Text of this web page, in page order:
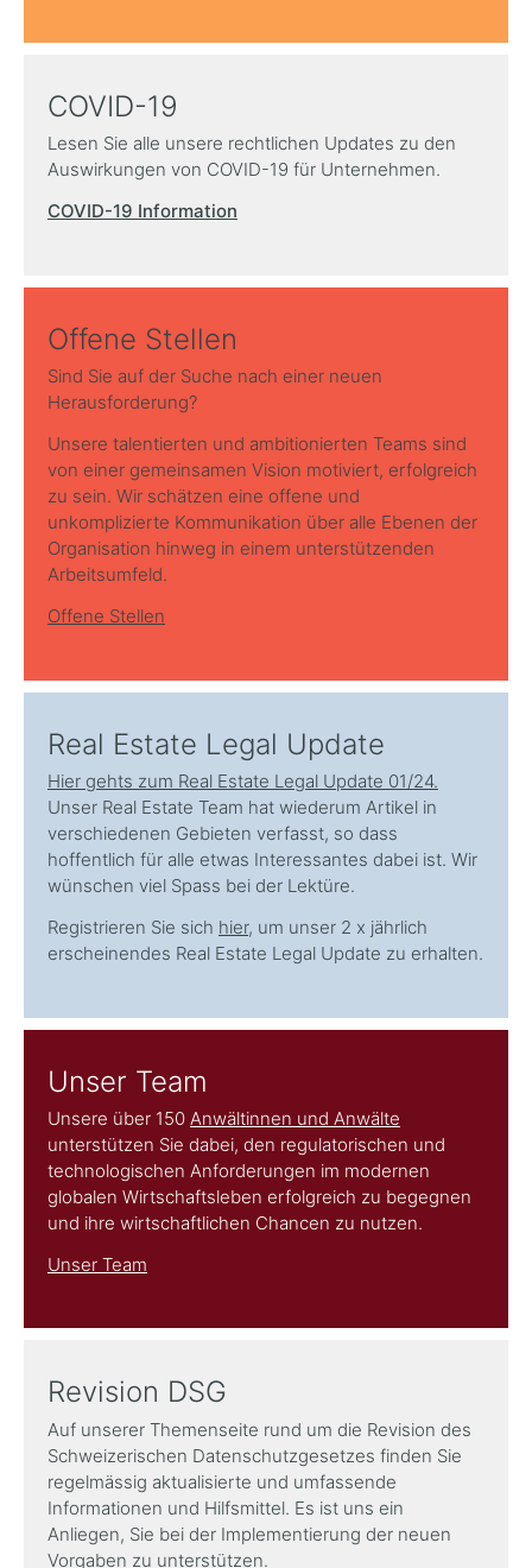
COVID-19
Lesen Sie alle unsere rechtlichen Updates zu den
Auswirkungen von COVID-19 für Unternehmen.
COVID-19 Information
Offene Stellen
Sind Sie auf der Suche nach einer neuen
Herausforderung?
Unsere talentierten und ambitionierten Teams sind
von einer gemeinsamen Vision motiviert, erfolgreich
zu sein. Wir schätzen eine offene und
unkomplizierte Kommunikation über alle Ebenen der
Organisation hinweg in einem unterstützenden
Arbeitsumfeld.
Offene Stellen
Real Estate Legal Update
Hier gehts zum Real Estate Legal Update 01/24.
Unser Real Estate Team hat wiederum Artikel in
verschiedenen Gebieten verfasst, so dass
hoffentlich für alle etwas Interessantes dabei ist. Wir
wünschen viel Spass bei der Lektüre.
Registrieren Sie sich hier, um unser 2 x jährlich
erscheinendes Real Estate Legal Update zu erhalten.
Unser Team
Unsere über 150 Anwältinnen und Anwälte
unterstützen Sie dabei, den regulatorischen und
technologischen Anforderungen im modernen
globalen Wirtschaftsleben erfolgreich zu begegnen
und ihre wirtschaftlichen Chancen zu nutzen.
Unser Team
Revision DSG
Auf unserer Themenseite rund um die Revision des
Schweizerischen Datenschutzgesetzes finden Sie
regelmässig aktualisierte und umfassende
Informationen und Hilfsmittel. Es ist uns ein
Anliegen, Sie bei der Implementierung der neuen
Vorgaben zu unterstützen.